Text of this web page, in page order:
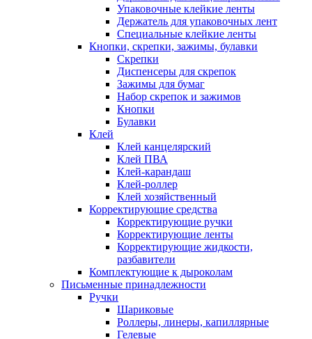
Упаковочные клейкие ленты
Держатель для упаковочных лент
Специальные клейкие ленты
Кнопки, скрепки, зажимы, булавки
Скрепки
Диспенсеры для скрепок
Зажимы для бумаг
Набор скрепок и зажимов
Кнопки
Булавки
Клей
Клей канцелярский
Клей ПВА
Клей-карандаш
Клей-роллер
Клей хозяйственный
Корректирующие средства
Корректирующие ручки
Корректирующие ленты
Корректирующие жидкости,
разбавители
Комплектующие к дыроколам
Письменные принадлежности
Ручки
Шариковые
Роллеры, линеры, капиллярные
Гелевые